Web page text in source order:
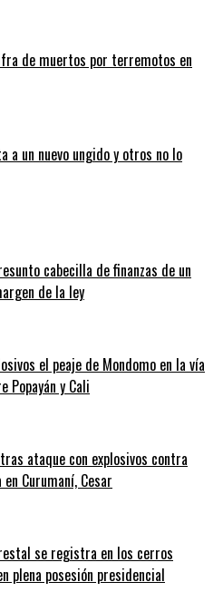
de muertos por terremotos en
a un nuevo ungido y otros no lo
cabecilla de finanzas de un
de la ley
el peaje de Mondomo en la vía
Popayán y Cali
ataque con explosivos contra
Curumaní, Cesar
se registra en los cerros
plena posesión presidencial